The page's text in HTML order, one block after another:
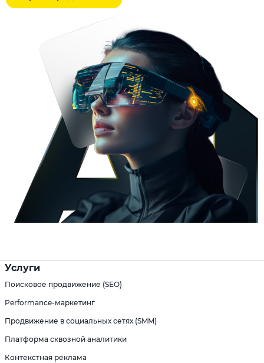
Услуги
Поисковое продвижение (SEO)
Performance-маркетинг
Продвижение в социальных сетях (SMM)
Платформа сквозной аналитики
Контекстная реклама